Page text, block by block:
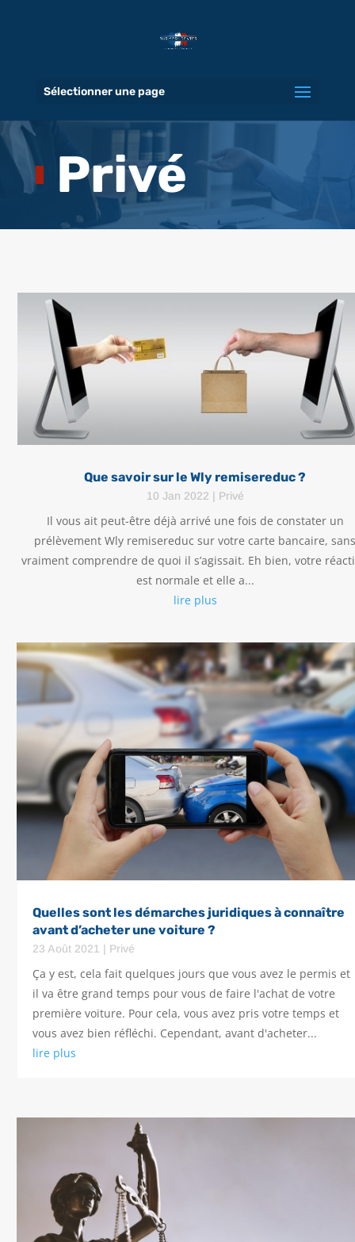
Sélectionner une page
Privé
Que savoir sur le Wly remisereduc ?
10 Jan 2022 | Privé
Il vous ait peut-être déjà arrivé une fois de constater un
prélèvement Wly remisereduc sur votre carte bancaire,
vraiment comprendre de quoi il s’agissait. Eh bien, votre
est normale et elle a...
lire plus
Quelles sont les démarches juridiques à connaître
avant d’acheter une voiture ?
23 Août 2021 | Privé
Ça y est, cela fait quelques jours que vous avez le permis et
il va être grand temps pour vous de faire l'achat de votre
première voiture. Pour cela, vous avez pris votre temps et
vous avez bien réfléchi. Cependant, avant d'acheter...
lire plus